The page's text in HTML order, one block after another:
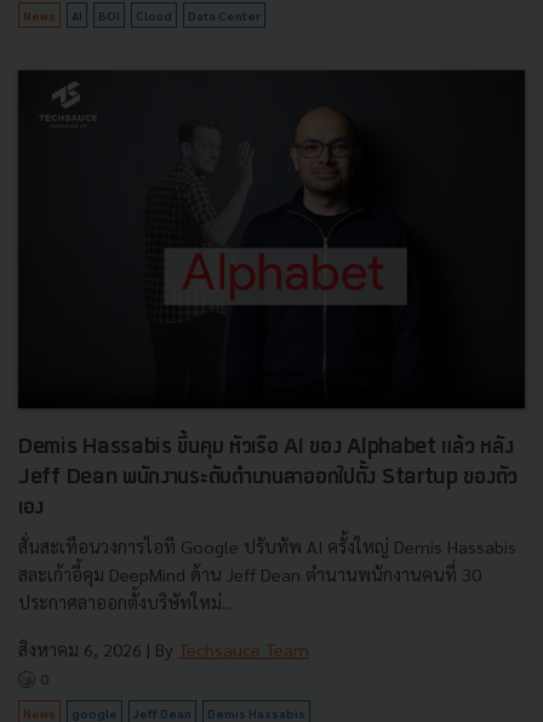
News AI BOI Cloud Data Center
Demis Hassabis ขึ้นคุม หัวเรือ AI ของ Alphabet แล้ว หลัง
Jeff Dean พนักงานระดับตำนานลาออกไปตั้ง Startup ของตัว
เอง
สั่นสะเทือนวงการไอที Google ปรับทัพ AI ครั้งใหญ่ Demis Hassabis
สละเก้าอี้คุม DeepMind ด้าน Jeff Dean ตำนานพนักงานคนที่ 30
ประกาศลาออกตั้งบริษัทใหม่...
สิงหาคม 6, 2026 | By Techsauce Team
0
News google Jeff Dean Demis Hassabis